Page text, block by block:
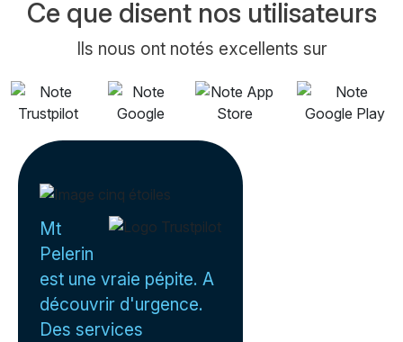
Ce que disent nos utilisateurs
Ils nous ont notés excellents sur
Mt
Pelerin
est une vraie pépite. A
découvrir d'urgence.
Des services